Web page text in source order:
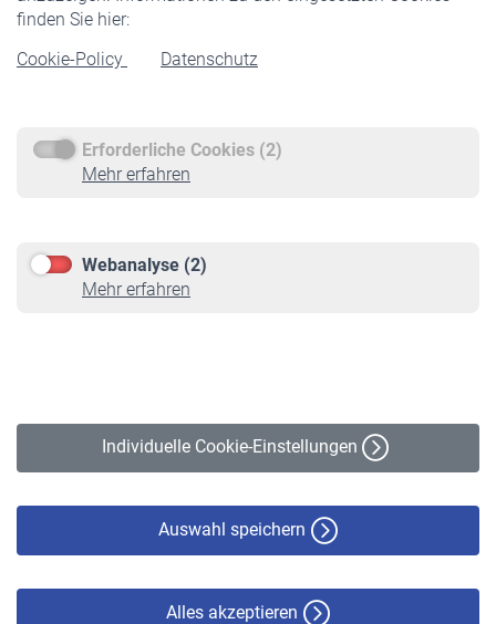
finden Sie hier:
Cookie-Policy
Datenschutz
Erforderliche Cookies (2)
Mehr erfahren
Webanalyse (2)
Mehr erfahren
Individuelle Cookie-Einstellungen
Auswahl speichern
Alles akzeptieren
Rentenbeginn
Rente beantragen
Service
Informationen
Online-Rechner
VBLnewsletter
Erklärung zur Barrierefreiheit